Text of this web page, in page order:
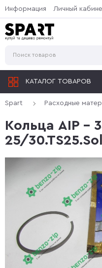
Информация Личный
КАТАЛОГ ТОВАРОВ
Spart Расходные
Кольца AIP -
25/